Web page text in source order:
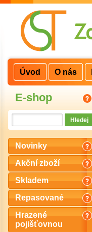
E-shop
Novinky
Akční zboží
Skladem
Repasované
Hrazené
pojišťovnou
Úvod O nás